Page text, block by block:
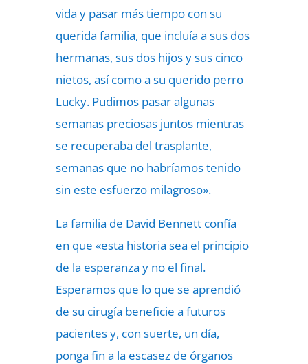
vida y pasar más tiempo con su
querida familia, que incluía a sus dos
hermanas, sus dos hijos y sus cinco
nietos, así como a su querido perro
Lucky. Pudimos pasar algunas
semanas preciosas juntos mientras
se recuperaba del trasplante,
semanas que no habríamos tenido
sin este esfuerzo milagroso».
La familia de David Bennett confía
en que «esta historia sea el principio
de la esperanza y no el final.
Esperamos que lo que se aprendió
de su cirugía beneficie a futuros
pacientes y, con suerte, un día,
ponga fin a la escasez de órganos